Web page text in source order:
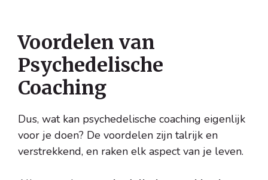
Voordelen van
Psychedelische
Coaching
Dus, wat kan psychedelische coaching eigenlijk
voor je doen? De voordelen zijn talrijk en
verstrekkend, en raken elk aspect van je leven.